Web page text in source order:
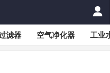
滤器 空气净化器 工业